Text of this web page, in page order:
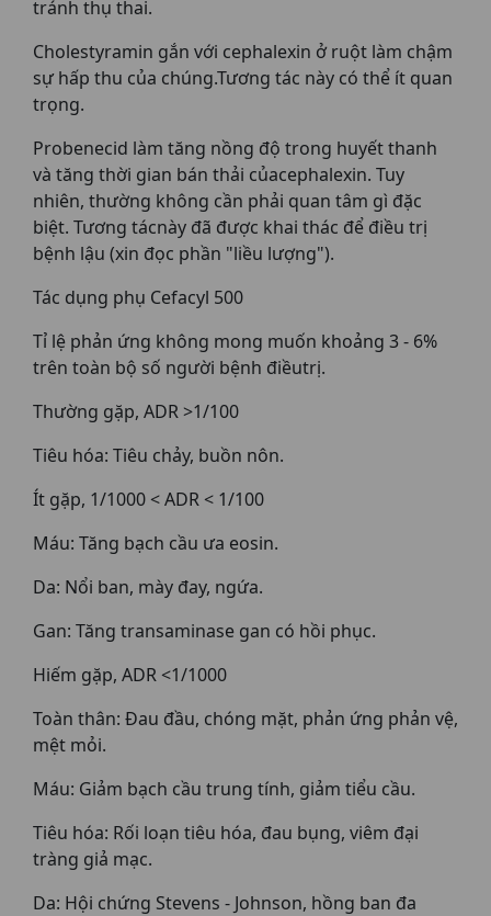
tránh thụ thai.
Cholestyramin gắn với cephalexin ở ruột làm chậm
sự hấp thu của chúng.Tương tác này có thể ít quan
trọng.
Probenecid làm tăng nồng độ trong huyết thanh
và tăng thời gian bán thải củacephalexin. Tuy
nhiên, thường không cần phải quan tâm gì đặc
biệt. Tương tácnày đã được khai thác để điều trị
bệnh lậu (xin đọc phần "liều lượng").
Tác dụng phụ Cefacyl 500
Tỉ lệ phản ứng không mong muốn khoảng 3 - 6%
trên toàn bộ số người bệnh điềutrị.
Thường gặp, ADR >1/100
Tiêu hóa: Tiêu chảy, buồn nôn.
Ít gặp, 1/1000 < ADR < 1/100
Máu: Tăng bạch cầu ưa eosin.
Da: Nổi ban, mày đay, ngứa.
Gan: Tăng transaminase gan có hồi phục.
Hiếm gặp, ADR <1/1000
Toàn thân: Ðau đầu, chóng mặt, phản ứng phản vệ,
mệt mỏi.
Máu: Giảm bạch cầu trung tính, giảm tiểu cầu.
Tiêu hóa: Rối loạn tiêu hóa, đau bụng, viêm đại
tràng giả mạc.
Da: Hội chứng Stevens - Johnson, hồng ban đa